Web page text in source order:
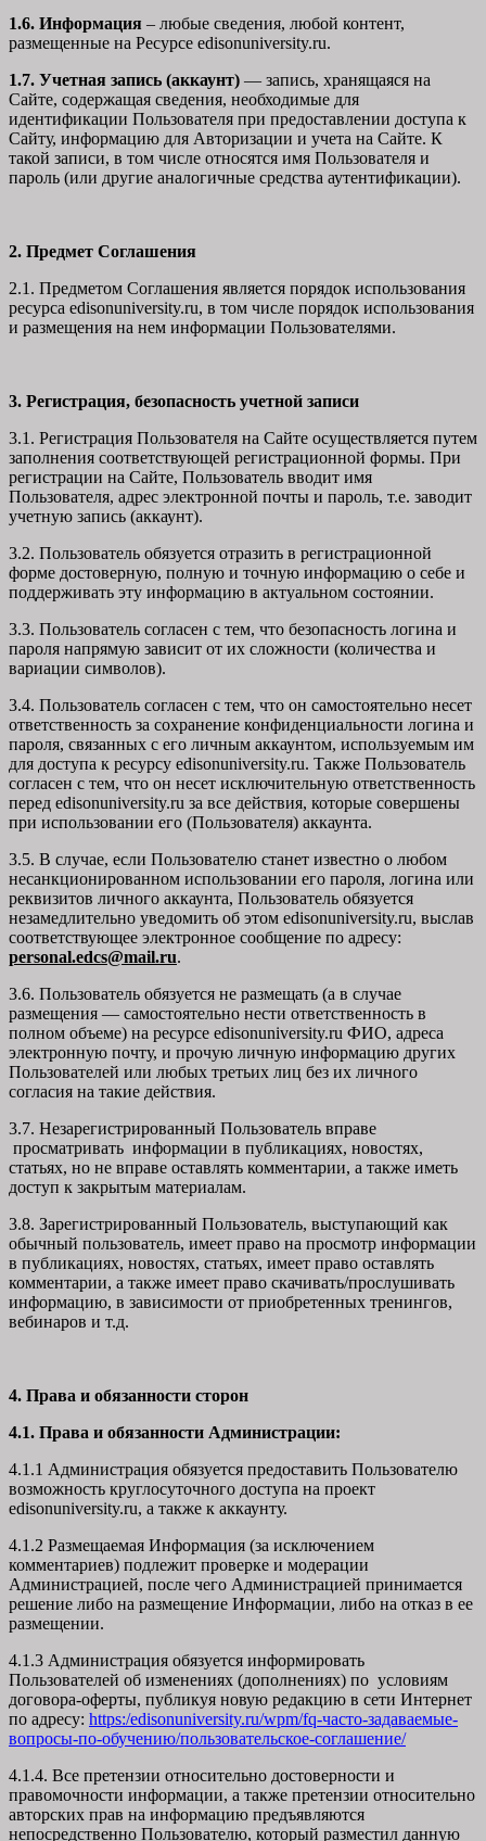
1.6. Информация – любые сведения, любой контент,
размещенные на Ресурсе edisonuniversity.ru.
1.7. Учетная запись (аккаунт) — запись, хранящаяся на
Сайте, содержащая сведения, необходимые для
идентификации Пользователя при предоставлении доступа к
Сайту, информацию для Авторизации и учета на Сайте. К
такой записи, в том числе относятся имя Пользователя и
пароль (или другие аналогичные средства аутентификации).
2. Предмет Соглашения
2.1. Предметом Соглашения является порядок использования
ресурса edisonuniversity.ru, в том числе порядок использования
и размещения на нем информации Пользователями.
3. Регистрация, безопасность учетной записи
3.1. Регистрация Пользователя на Сайте осуществляется путем
заполнения соответствующей регистрационной формы. При
регистрации на Сайте, Пользователь вводит имя
Пользователя, адрес электронной почты и пароль, т.е. заводит
учетную запись (аккаунт).
3.2. Пользователь обязуется отразить в регистрационной
форме достоверную, полную и точную информацию о себе и
поддерживать эту информацию в актуальном состоянии.
3.3. Пользователь согласен с тем, что безопасность логина и
пароля напрямую зависит от их сложности (количества и
вариации символов).
3.4. Пользователь согласен с тем, что он самостоятельно несет
ответственность за сохранение конфиденциальности логина и
пароля, связанных с его личным аккаунтом, используемым им
для доступа к ресурсу edisonuniversity.ru. Также Пользователь
согласен с тем, что он несет исключительную ответственность
перед edisonuniversity.ru за все действия, которые совершены
при использовании его (Пользователя) аккаунта.
3.5. В случае, если Пользователю станет известно о любом
несанкционированном использовании его пароля, логина или
реквизитов личного аккаунта, Пользователь обязуется
незамедлительно уведомить об этом edisonuniversity.ru, выслав
соответствующее электронное сообщение по адресу:
personal.edcs@mail.ru.
3.6. Пользователь обязуется не размещать (а в случае
размещения — самостоятельно нести ответственность в
полном объеме) на ресурсе edisonuniversity.ru ФИО, адреса
электронную почту, и прочую личную информацию других
Пользователей или любых третьих лиц без их личного
согласия на такие действия.
3.7. Незарегистрированный Пользователь вправе
просматривать информации в публикациях, новостях,
статьях, но не вправе оставлять комментарии, а также иметь
доступ к закрытым материалам.
3.8. Зарегистрированный Пользователь, выступающий как
обычный пользователь, имеет право на просмотр информации
в публикациях, новостях, статьях, имеет право оставлять
комментарии, а также имеет право скачивать/прослушивать
информацию, в зависимости от приобретенных тренингов,
вебинаров и т.д.
4. Права и обязанности сторон
4.1. Права и обязанности Администрации:
4.1.1 Администрация обязуется предоставить Пользователю
возможность круглосуточного доступа на проект
edisonuniversity.ru, а также к аккаунту.
4.1.2 Размещаемая Информация (за исключением
комментариев) подлежит проверке и модерации
Администрацией, после чего Администрацией принимается
решение либо на размещение Информации, либо на отказ в ее
размещении.
4.1.3 Администрация обязуется информировать
Пользователей об изменениях (дополнениях) по условиям
договора-оферты, публикуя новую редакцию в сети Интернет
по адресу: https:/edisonuniversity.ru/wpm/fq-часто-задаваемые-
вопросы-по-обучению/пользовательское-соглашение/
4.1.4. Все претензии относительно достоверности и
правомочности информации, а также претензии относительно
авторских прав на информацию предъявляются
непосредственно Пользователю, который разместил данную